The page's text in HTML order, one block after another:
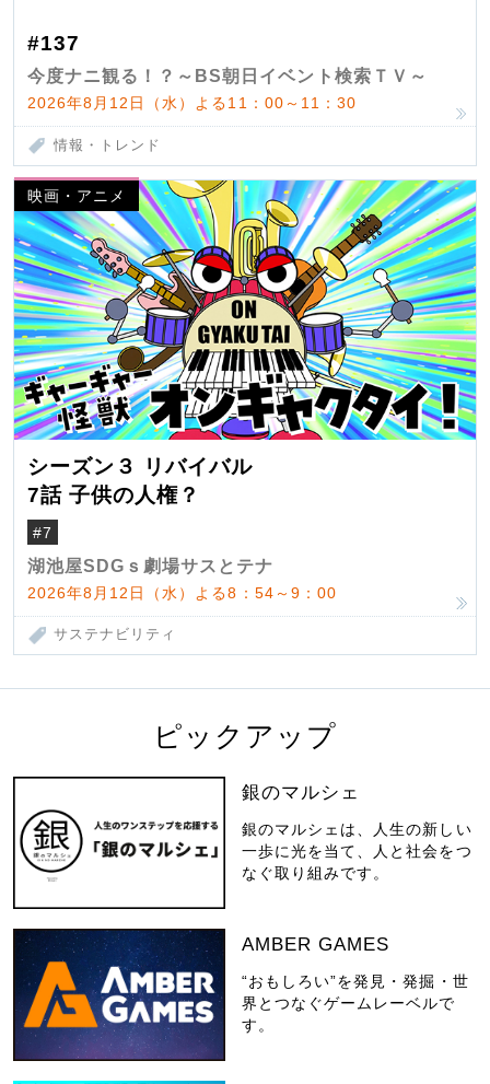
#137
今度ナニ観る！？～BS朝日イベント検索ＴＶ～
2026年8月12日（水）よる11：00～11：30
情報・トレンド
映画・アニメ
シーズン３ リバイバル
7話 子供の人権？
#7
湖池屋SDGｓ劇場サスとテナ
2026年8月12日（水）よる8：54～9：00
サステナビリティ
ピックアップ
銀のマルシェ
銀のマルシェは、人生の新しい
一歩に光を当て、人と社会をつ
なぐ取り組みです。
AMBER GAMES
“おもしろい”を発見・発掘・世
界とつなぐゲームレーベルで
す。